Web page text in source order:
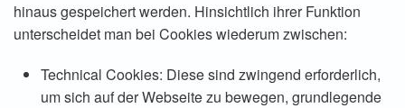
hinaus gespeichert werden. Hinsichtlich ihrer Funktion
unterscheidet man bei Cookies wiederum zwischen:
Technical Cookies: Diese sind zwingend erforderlich,
um sich auf der Webseite zu bewegen, grundlegende